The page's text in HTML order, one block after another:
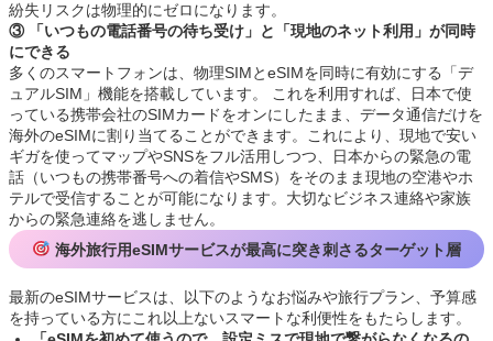
紛失リスクは物理的にゼロになります。
③ 「いつもの電話番号の待ち受け」と「現地のネット利用」が同時
にできる
多くのスマートフォンは、物理SIMとeSIMを同時に有効にする「デ
ュアルSIM」機能を搭載しています。 これを利用すれば、日本で使
っている携帯会社のSIMカードをオンにしたまま、データ通信だけを
海外のeSIMに割り当てることができます。これにより、現地で安い
ギガを使ってマップやSNSをフル活用しつつ、日本からの緊急の電
話（いつもの携帯番号への着信やSMS）をそのまま現地の空港やホ
テルで受信することが可能になります。大切なビジネス連絡や家族
からの緊急連絡を逃しません。
海外旅行用eSIMサービスが最高に突き刺さるターゲット層
最新のeSIMサービスは、以下のようなお悩みや旅行プラン、予算感
を持っている方にこれ以上ないスマートな利便性をもたらします。